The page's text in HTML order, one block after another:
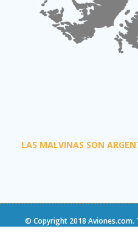
LAS MALVINAS SON
© Copyright 2018 Aviones.com.